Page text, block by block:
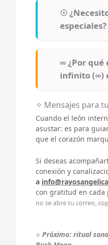
☉
especiales?
∞ ¿Por qué
infinito (∞)
✧ Mensajes para
Cuando el león
asustar: es para
que el corazón
Si deseas
conexión y
a
con gratitud en cada
no se abre tu correo,
⟡ Próximo: ritual